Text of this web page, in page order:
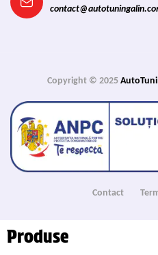
Copyright © 2025
Contact
Produse